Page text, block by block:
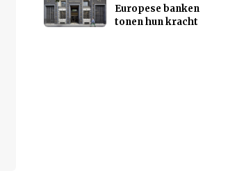
Europese banken
tonen hun kracht